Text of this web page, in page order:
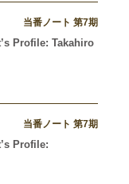
当番ノート 第7期
Profile: Takahiro
当番ノート 第7期
Profile: